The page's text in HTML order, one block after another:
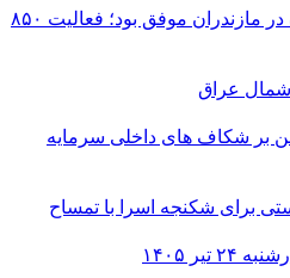
مدیریت تأمین شیرخشک در مازندران موفق بود؛ فعالیت ۸۵۰
شمال عراق
بر شکاف‌ های داخلی سرمایه‌
برای شکنجه اسرا با تمساح
۱۴۰۵